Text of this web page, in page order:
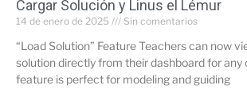
Cargar Solución y Linus el Lémur
14 de enero de 2025 Sin comentarios
“Load Solution” Feature Teachers can now
solution directly from their dashboard for any
feature is perfect for modeling and guiding